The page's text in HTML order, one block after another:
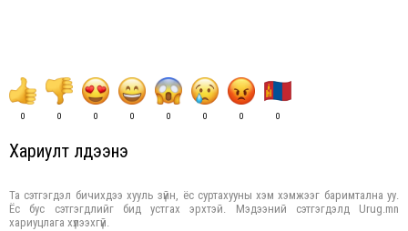
0 0 0 0 0 0 0 0
Хариулт үлдээнэ үү
Та сэтгэгдэл бичихдээ хууль зүйн, ёс суртахууны хэм хэмжээг баримтална уу.
Ёс бус сэтгэгдлийг бид устгах эрхтэй. Мэдээний сэтгэгдэлд Urug.mn
хариуцлага хүлээхгүй.